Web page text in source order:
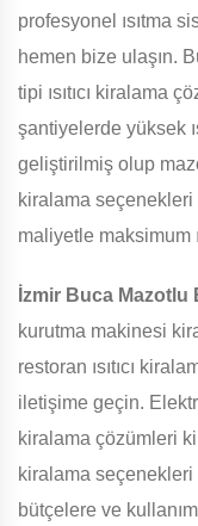
profesyonel ısıtma
hemen bize ulaşın.
tipi ısıtıcı kiralama
şantiyelerde yüksek
geliştirilmiş olup
kiralama seçenekleri
maliyetle maksimum
İzmir Buca Mazotlu
kurutma makinesi
restoran ısıtıcı
iletişime geçin.
kiralama çözümleri
kiralama
bütçelere ve